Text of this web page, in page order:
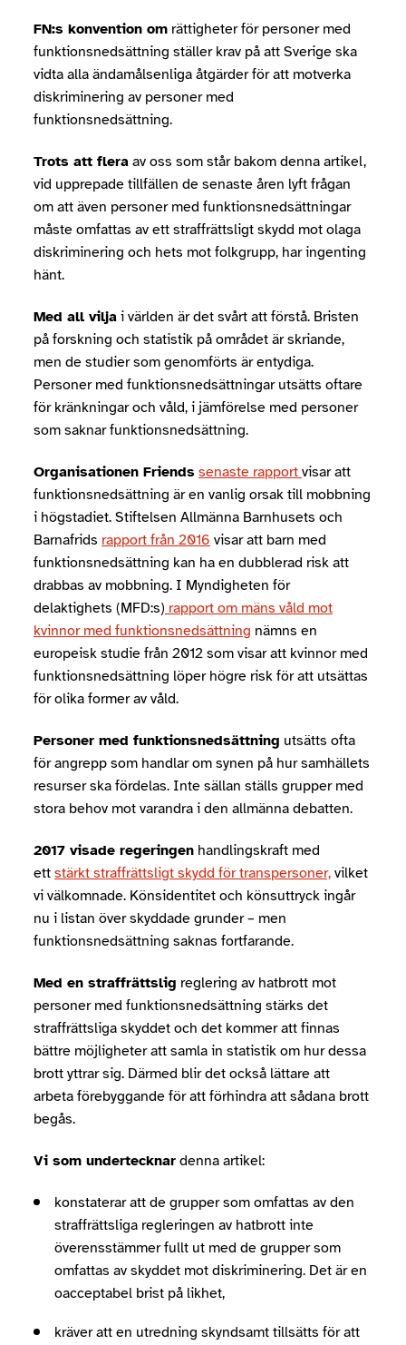
FN:s konvention om rättigheter för personer med
funktionsnedsättning ställer krav på att Sverige ska
vidta alla ändamålsenliga åtgärder för att motverka
diskriminering av personer med
funktionsnedsättning.
Trots att flera av oss som står bakom denna artikel,
vid upprepade tillfällen de senaste åren lyft frågan
om att även personer med funktionsnedsättningar
måste omfattas av ett straffrättsligt skydd mot olaga
diskriminering och hets mot folkgrupp, har ingenting
hänt.
Med all vilja i världen är det svårt att förstå. Bristen
på forskning och statistik på området är skriande,
men de studier som genomförts är entydiga.
Personer med funktionsnedsättningar utsätts oftare
för kränkningar och våld, i jämförelse med personer
som saknar funktionsnedsättning.
Organisationen Friends senaste rapport visar att
funktionsnedsättning är en vanlig orsak till mobbning
i högstadiet. Stiftelsen Allmänna Barnhusets och
Barnafrids rapport från 2016 visar att barn med
funktionsnedsättning kan ha en dubblerad risk att
drabbas av mobbning. I Myndigheten för
delaktighets (MFD:s) rapport om mäns våld mot
kvinnor med funktionsnedsättning nämns en
europeisk studie från 2012 som visar att kvinnor med
funktionsnedsättning löper högre risk för att utsättas
för olika former av våld.
Personer med funktionsnedsättning utsätts ofta
för angrepp som handlar om synen på hur samhällets
resurser ska fördelas. Inte sällan ställs grupper med
stora behov mot varandra i den allmänna debatten.
2017 visade regeringen handlingskraft med
ett stärkt straffrättsligt skydd för transpersoner, vilket
vi välkomnade. Könsidentitet och könsuttryck ingår
nu i listan över skyddade grunder – men
funktionsnedsättning saknas fortfarande.
Med en straffrättslig reglering av hatbrott mot
personer med funktionsnedsättning stärks det
straffrättsliga skyddet och det kommer att finnas
bättre möjligheter att samla in statistik om hur dessa
brott yttrar sig. Därmed blir det också lättare att
arbeta förebyggande för att förhindra att sådana brott
begås.
Vi som undertecknar denna artikel:
konstaterar att de grupper som omfattas av den
straffrättsliga regleringen av hatbrott inte
överensstämmer fullt ut med de grupper som
omfattas av skyddet mot diskriminering. Det är en
oacceptabel brist på likhet,
kräver att en utredning skyndsamt tillsätts för att